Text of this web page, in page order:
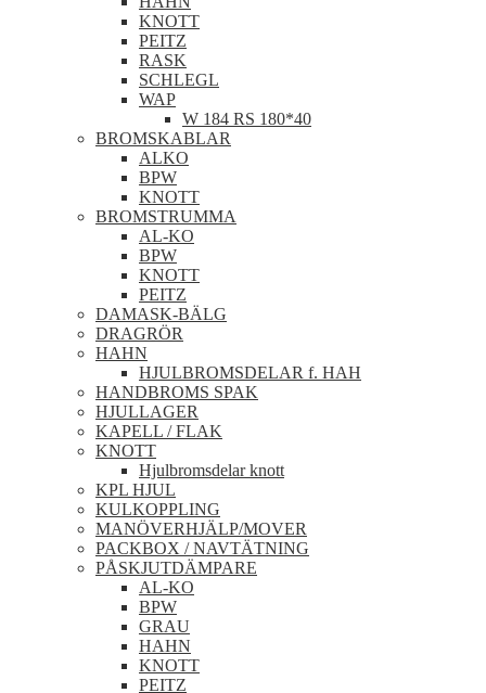
KNOTT
PEITZ
RASK
SCHLEGL
WAP
W 184 RS 180*40
BROMSKABLAR
ALKO
BPW
KNOTT
BROMSTRUMMA
AL-KO
BPW
KNOTT
PEITZ
DAMASK-BÄLG
DRAGRÖR
HAHN
HJULBROMSDELAR f. HAH
HANDBROMS SPAK
HJULLAGER
KAPELL / FLAK
KNOTT
Hjulbromsdelar knott
KPL HJUL
KULKOPPLING
MANÖVERHJÄLP/MOVER
PACKBOX / NAVTÄTNING
PÅSKJUTDÄMPARE
AL-KO
BPW
GRAU
HAHN
KNOTT
PEITZ